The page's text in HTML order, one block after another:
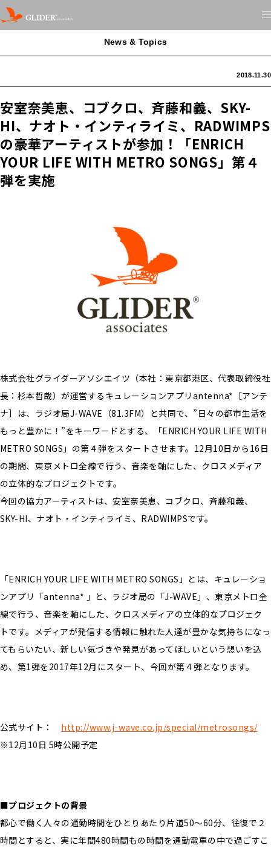
News & Topics
2018.11.30
安室奈美恵、コブクロ、斉藤和義、SKY-
HI、ナオト・インティライミ、RADWIMPS
の豪華アーティストが参加！「ENRICH
YOUR LIFE WITH METRO SONGS」第４
弾を実施
株式会社グライダーアソシエイツ（本社：東京都港区、代表取締役社
長：杉本哲哉）が運営するキュレーションアプリantenna*［アンテ
ナ］は、ラジオ局J-WAVE（81.3FM）と共同で、”日々の都市生活を
もっと豊かに！”をキーワードとする、「ENRICH YOUR LIFE WITH
METRO SONGS」の第４弾をスタートさせます。12月10日から16日
の期間、東京メトロ全線で行う、音楽を軸にした、クロスメディア
の立体的なプロジェクトです。
今回の協力アーティストは、安室奈美恵、コブクロ、斉藤和義、
SKY-HI、ナオト・インティライミ、RADWIMPSです。
「ENRICH YOUR LIFE WITH METRO SONGS」とは、キュレーショ
ンアプリ「antenna* 」と、ラジオ局の「J-WAVE」、東京メトロ全
線で行う、音楽を軸にした、クロスメディアの立体的なプロジェク
トです。メディアが発信する情報に触れた人達が豊かな気持ちになっ
てもらいたい、新しい気づきや発見があってほしいという想いを込
め、第1弾を2017年12月にスタート、今回が第４弾となります。
公式サイト： http://www.j-wave.co.jp/special/metrosongs/
※12月10日 5時公開予定
■プロジェクトの背景
都心で働く人々の通勤時間をひとりあたり片道50〜60分、往復で２
時間とすると、実に年間480時間もの時間を通勤電車の中で過ごすこ